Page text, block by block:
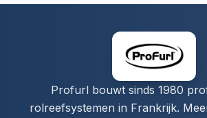
Profurl bouwt sinds 1980
rolreefsystemen in Frankrijk.